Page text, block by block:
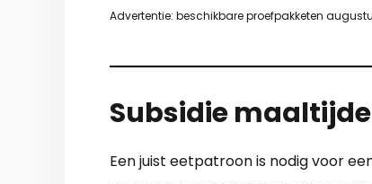
Advertentie: beschikbare proefpakketen
Subsidie
Een juist eetpatroon is nodig voor